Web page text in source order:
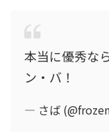
本当に優秀な
ン・バ！
— さば